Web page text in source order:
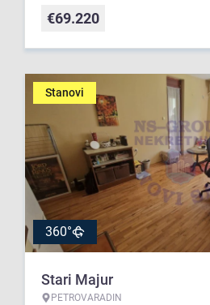
€69.220
Stanovi
360°
Stari Majur
PETROVARADIN